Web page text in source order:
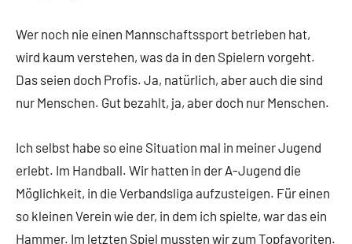
Wer noch nie einen Mannschaftssport betrieben hat,
wird kaum verstehen, was da in den Spielern vorgeht.
Das seien doch Profis. Ja, natürlich, aber auch die sind
nur Menschen. Gut bezahlt, ja, aber doch nur Menschen.
Ich selbst habe so eine Situation mal in meiner Jugend
erlebt. Im Handball. Wir hatten in der A-Jugend die
Möglichkeit, in die Verbandsliga aufzusteigen. Für einen
so kleinen Verein wie der, in dem ich spielte, war das ein
Hammer. Im letzten Spiel mussten wir zum Topfavoriten.